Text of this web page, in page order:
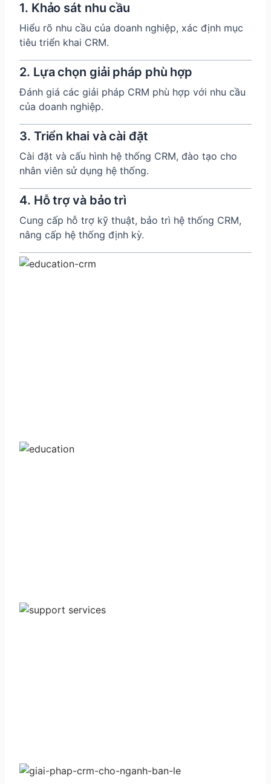
1. Khảo sát nhu cầu
Hiểu rõ nhu cầu của doanh nghiệp, xác định mục
tiêu triển khai CRM.
2. Lựa chọn giải pháp phù hợp
Đánh giá các giải pháp CRM phù hợp với nhu cầu
của doanh nghiệp.
3. Triển khai và cài đặt
Cài đặt và cấu hình hệ thống CRM, đào tạo cho
nhân viên sử dụng hệ thống.
4. Hỗ trợ và bảo trì
Cung cấp hỗ trợ kỹ thuật, bảo trì hệ thống CRM,
nâng cấp hệ thống định kỳ.